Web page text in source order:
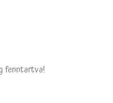
fenntartva!